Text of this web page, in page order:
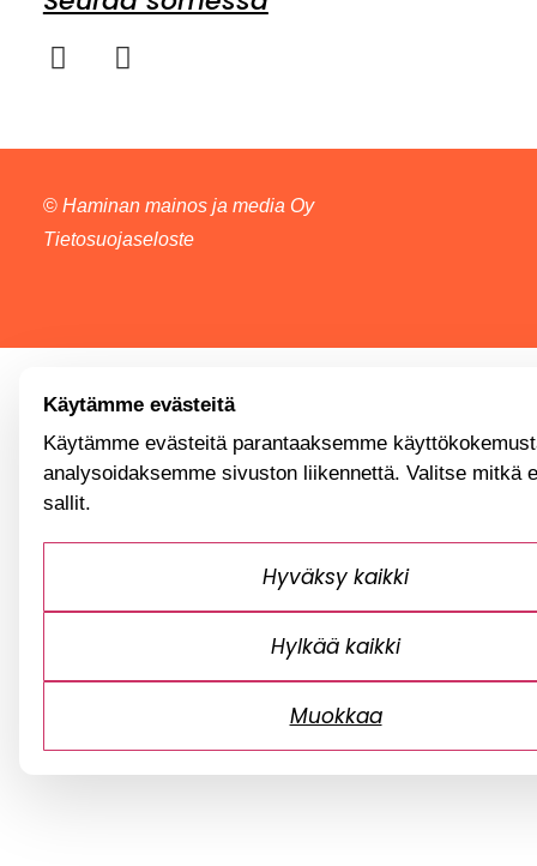
© Haminan mainos ja media Oy
Tietosuojaseloste
Käytämme evästeitä
Käytämme evästeitä parantaaksemme
analysoidaksemme sivuston liikennettä. Valitse mitkä
sallit.
Hyväksy kaikki
Hylkää kaikki
Muokkaa